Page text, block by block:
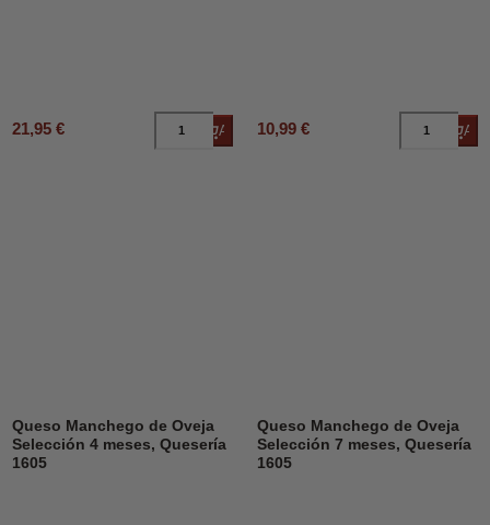
21,95 € Añadir al carrito
10,99 €
Queso Manchego de Oveja
Selección 4 meses, Quesería
1605
DESCUENTO32%
Queso Manchego de Oveja
Selección 7 meses, Quesería
1605